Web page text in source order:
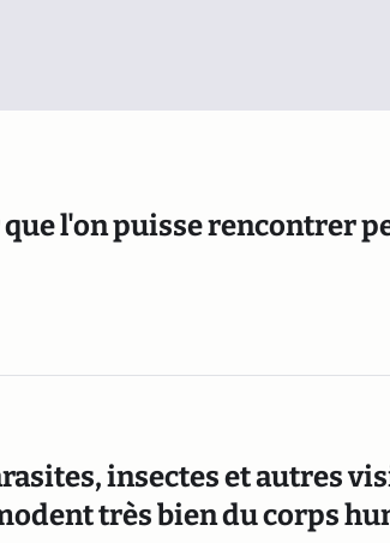
l'on puisse rencontrer
insectes et autres
très bien du corps